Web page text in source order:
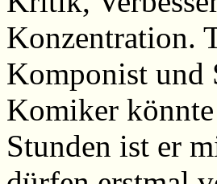
Konzentration.
Komponist und
Komiker könnte
Stunden ist er